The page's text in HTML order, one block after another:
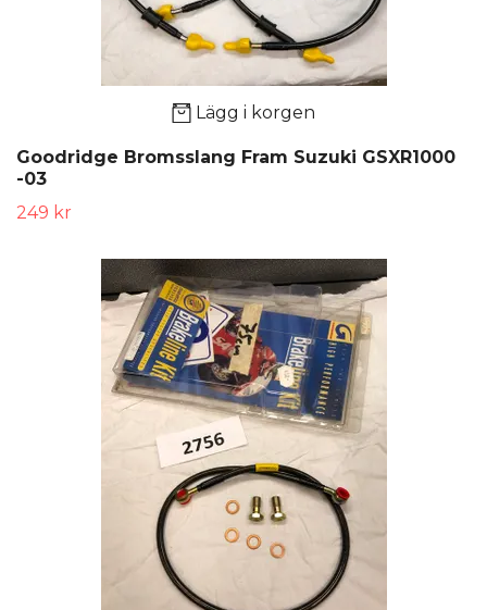
Lägg i korgen
Goodridge Bromsslang Fram Suzuki GSXR1000
-03
249 kr